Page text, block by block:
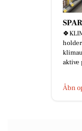
aktive
Åbn